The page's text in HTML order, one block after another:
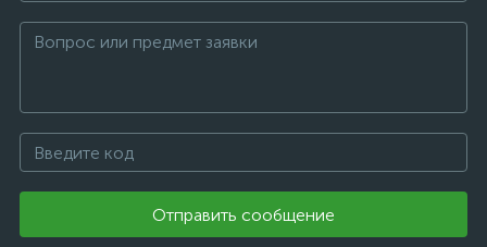
Отправить сообщение